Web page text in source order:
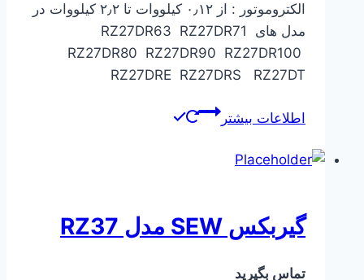
الکتروموتور : از ۰٫۱۲ کیلووات تا ۲٫۲ کیلووات در
مدل های RZ27DR63 RZ27DR71
RZ27DR80 RZ27DR90 RZ27DR100
RZ27DRE RZ27DRS RZ27DT
اطلاعات بیشتر
گیربکس SEW مدل RZ37
تماس بگیرید